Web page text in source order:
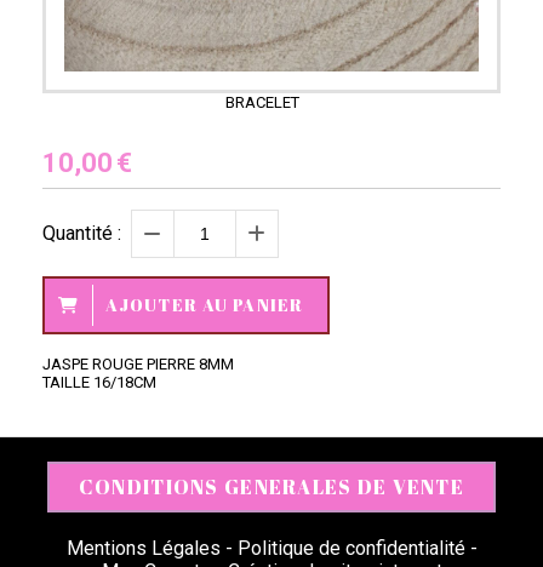
BRACELET
10,00 €
Quantité :
AJOUTER AU PANIER
JASPE ROUGE PIERRE 8MM
TAILLE 16/18CM
CONDITIONS GENERALES DE VENTE
Mentions Légales
Politique de confidentialité